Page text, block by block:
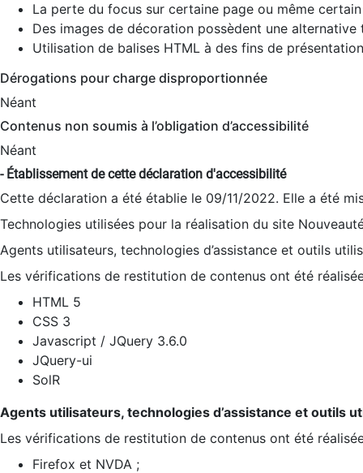
La perte du focus sur certaine page ou même
Des images de décoration possèdent une alternative
Utilisation de balises HTML à des fins de
Dérogations pour charge disproportionnée
Néant
Contenus non soumis à l’obligation d’accessibilité
Néant
- Établissement de cette déclaration d'accessibilité
Cette déclaration a été établie le 09/11/2022. Elle a été
Technologies utilisées pour la réalisation du site
Agents utilisateurs, technologies d’assistance et outils
Les vérifications de restitution de contenus ont été
HTML 5
CSS 3
Javascript / JQuery 3.6.0
JQuery-ui
SolR
Agents utilisateurs, technologies d’assistance et outils
Les vérifications de restitution de contenus ont été
Firefox et NVDA ;